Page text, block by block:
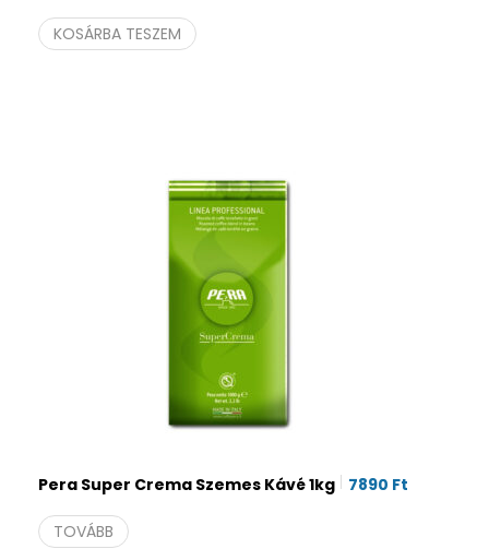
KOSÁRBA TESZEM
Pera Super Crema Szemes Kávé 1kg 7890 Ft
TOVÁBB